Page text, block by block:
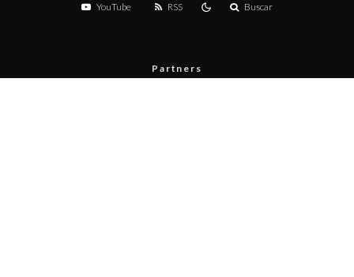
YouTube RSS Buscar
Partners